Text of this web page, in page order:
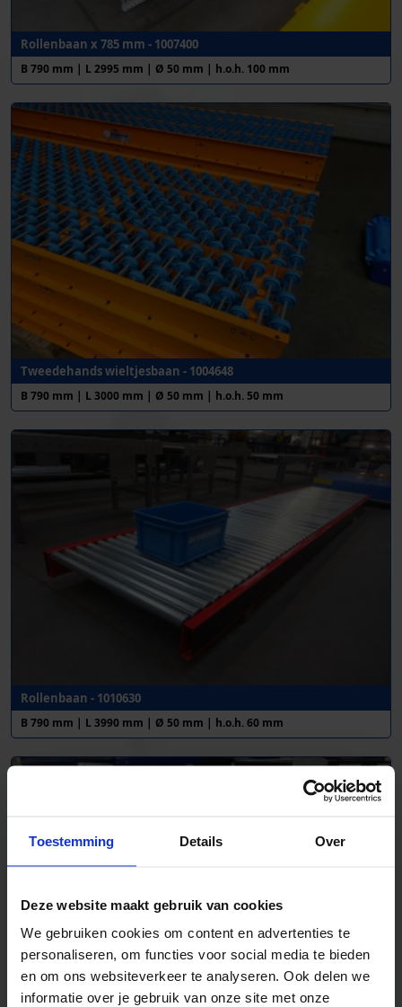
Toestemming Details Over
Deze website maakt gebruik van cookies
We gebruiken cookies om content en advertenties te
personaliseren, om functies voor social media te bieden
en om ons websiteverkeer te analyseren. Ook delen we
informatie over je gebruik van onze site met onze
Rollenbaan x 785 mm - 1007400
B 790 mm | L 2995 mm | Ø 50 mm | h.o.h. 100 mm
Tweedehands wieltjesbaan - 1004648
B 790 mm | L 3000 mm | Ø 50 mm | h.o.h. 50 mm
Rollenbaan - 1010630
B 790 mm | L 3990 mm | Ø 50 mm | h.o.h. 60 mm